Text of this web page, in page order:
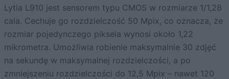
Lytia L910 jest sensorem typu CMOS w rozmiarze 1/1,28
cala. Cechuje go rozdzielczość 50 Mpix, co oznacza, że
rozmiar pojedynczego piksela wynosi około 1,22
mikrometra. Umożliwia robienie maksymalnie 30 zdjęć
na sekundę w maksymalnej rozdzielczości, a po
zmniejszeniu rozdzielczości do 12,5 Mpix – nawet 120